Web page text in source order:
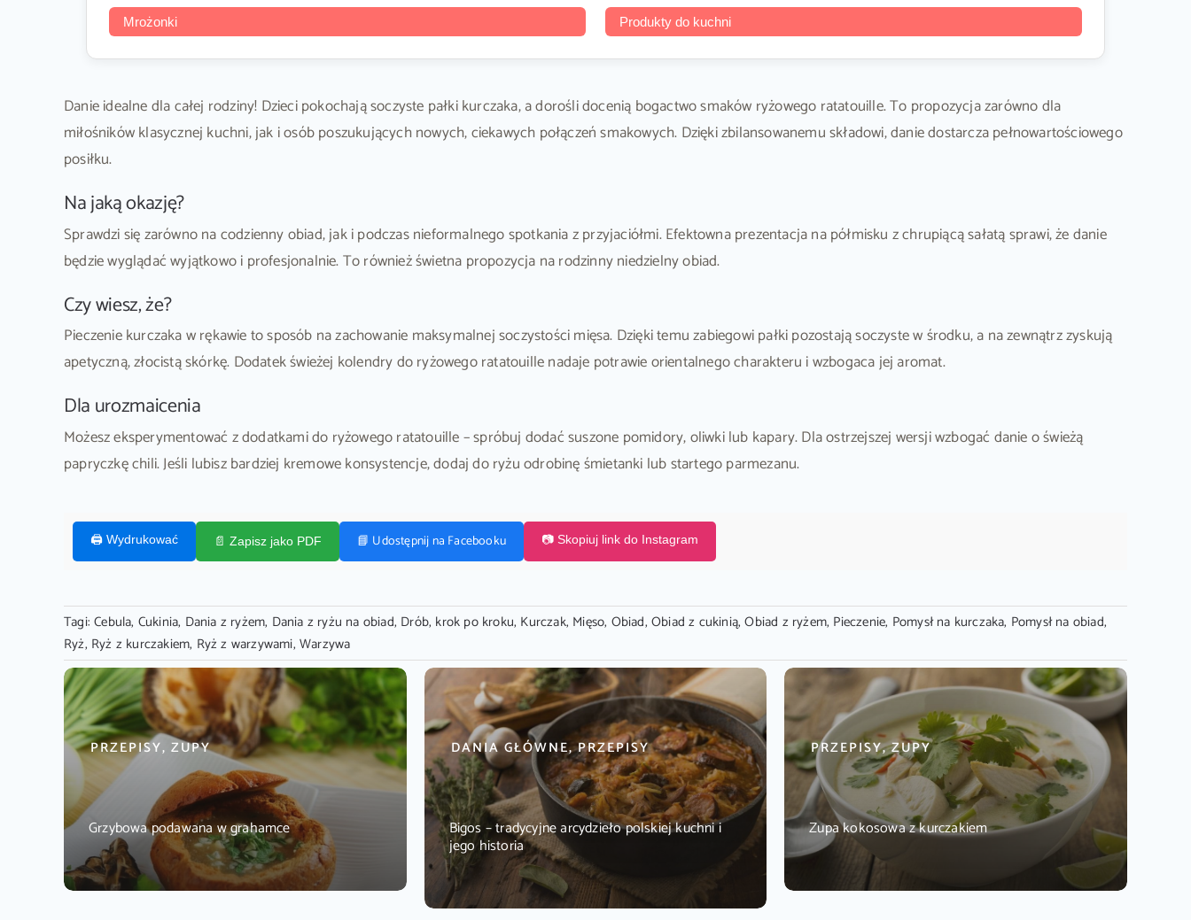
Mrożonki Produkty do kuchni
Danie idealne dla całej rodziny! Dzieci pokochają soczyste pałki kurczaka, a dorośli docenią bogactwo smaków ryżowego ratatouille. To propozycja zarówno dla
miłośników klasycznej kuchni, jak i osób poszukujących nowych, ciekawych połączeń smakowych. Dzięki zbilansowanemu składowi, danie dostarcza pełnowartościowego
posiłku.
Na jaką okazję?
Sprawdzi się zarówno na codzienny obiad, jak i podczas nieformalnego spotkania z przyjaciółmi. Efektowna prezentacja na półmisku z chrupiącą sałatą sprawi, że danie
będzie wyglądać wyjątkowo i profesjonalnie. To również świetna propozycja na rodzinny niedzielny obiad.
Czy wiesz, że?
Pieczenie kurczaka w rękawie to sposób na zachowanie maksymalnej soczystości mięsa. Dzięki temu zabiegowi pałki pozostają soczyste w środku, a na zewnątrz zyskują
apetyczną, złocistą skórkę. Dodatek świeżej kolendry do ryżowego ratatouille nadaje potrawie orientalnego charakteru i wzbogaca jej aromat.
Dla urozmaicenia
Możesz eksperymentować z dodatkami do ryżowego ratatouille – spróbuj dodać suszone pomidory, oliwki lub kapary. Dla ostrzejszej wersji wzbogać danie o świeżą
papryczkę chili. Jeśli lubisz bardziej kremowe konsystencje, dodaj do ryżu odrobinę śmietanki lub startego parmezanu.
🖨️ Wydrukować 📄 Zapisz jako PDF 📘 Udostępnij na Facebooku 📷 Skopiuj link do Instagram
Tagi:Cebula, Cukinia, Dania z ryżem, Dania z ryżu na obiad, Drób, krok po kroku, Kurczak, Mięso, Obiad,Obiad z cukinią,Obiad z ryżem, Pieczenie, Pomysł na kurczaka, Pomysł na obiad,
Ryż, Ryż z kurczakiem, Ryż z warzywami, Warzywa
PRZEPISY, ZUPY
Grzybowa podawana w grahamce
DANIA GŁÓWNE, PRZEPISY
Bigos – tradycyjne arcydzieło polskiej kuchni i
jego historia
PRZEPISY, ZUPY
Zupa kokosowa z kurczakiem